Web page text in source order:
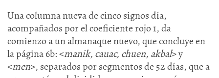
Una columna nueva de cinco signos día,
acompañados por el coeficiente rojo 1, da
comienzo a un almanaque nuevo, que concluye en
la página 6b: <manik, cauac, chuen, akbal> y
<men>, separados por segmentos de 52 días, que a